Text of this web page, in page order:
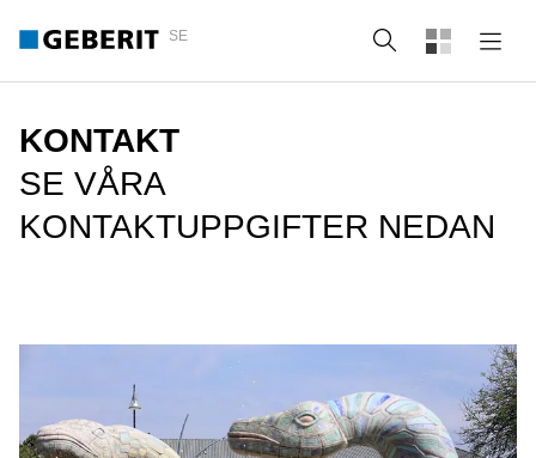
SE Sök
KONTAKT
SE VÅRA
KONTAKTUPPGIFTER NEDAN